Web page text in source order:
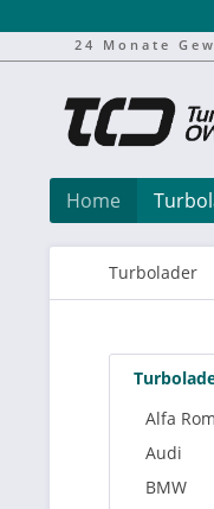
24 Monate
Home
Turbolader
Alfa
Audi
BMW